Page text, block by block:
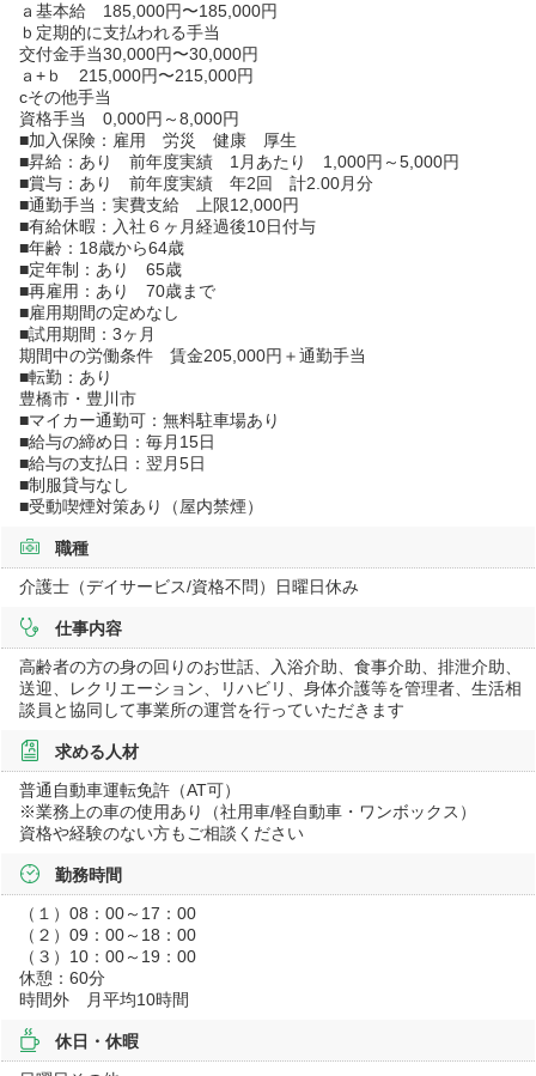
ａ基本給 185,000円〜185,000円
ｂ定期的に支払われる手当
交付金手当30,000円〜30,000円
ａ+ｂ 215,000円〜215,000円
cその他手当
資格手当 0,000円～8,000円
■加入保険：雇用 労災 健康 厚生
■昇給：あり 前年度実績 1月あたり 1,000円～5,000円
■賞与：あり 前年度実績 年2回 計2.00月分
■通勤手当：実費支給 上限12,000円
■有給休暇：入社６ヶ月経過後10日付与
■年齢：18歳から64歳
■定年制：あり 65歳
■再雇用：あり 70歳まで
■雇用期間の定めなし
■試用期間：3ヶ月
期間中の労働条件 賃金205,000円＋通勤手当
■転勤：あり
豊橋市・豊川市
■マイカー通勤可：無料駐車場あり
■給与の締め日：毎月15日
■給与の支払日：翌月5日
■制服貸与なし
■受動喫煙対策あり（屋内禁煙）
職種
介護士（デイサービス/資格不問）日曜日休み
仕事内容
高齢者の方の身の回りのお世話、入浴介助、食事介助、排泄介助、
送迎、レクリエーション、リハビリ、身体介護等を管理者、生活相
談員と協同して事業所の運営を行っていただきます
求める人材
普通自動車運転免許（AT可）
※業務上の車の使用あり（社用車/軽自動車・ワンボックス）
資格や経験のない方もご相談ください
勤務時間
（１）08：00～17：00
（２）09：00～18：00
（３）10：00～19：00
休憩：60分
時間外 月平均10時間
休日・休暇